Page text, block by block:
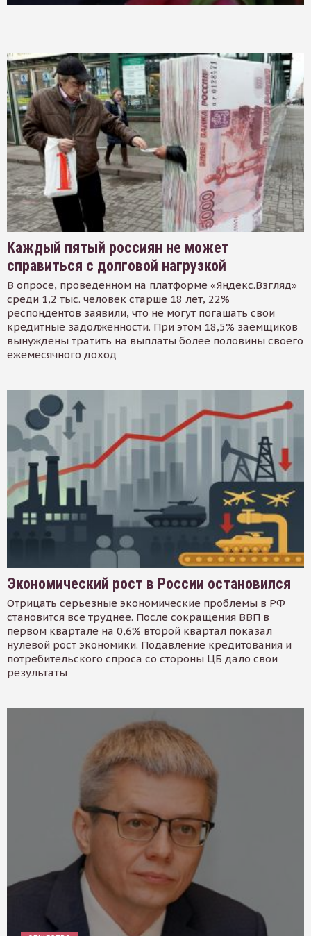
Каждый пятый россиян не может
справиться с долговой нагрузкой
В опросе, проведенном на платформе «Яндекс.Взгляд»
среди 1,2 тыс. человек старше 18 лет, 22%
респондентов заявили, что не могут погашать свои
кредитные задолженности. При этом 18,5% заемщиков
вынуждены тратить на выплаты более половины своего
ежемесячного доход
Экономический рост в России остановился
Отрицать серьезные экономические проблемы в РФ
становится все труднее. После сокращения ВВП в
первом квартале на 0,6% второй квартал показал
нулевой рост экономики. Подавление кредитования и
потребительского спроса со стороны ЦБ дало свои
результаты